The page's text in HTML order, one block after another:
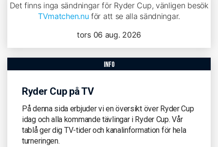
Det finns inga sändningar för Ryder Cup, vänligen besök
TVmatchen.nu för att se alla sändningar.
tors 06 aug. 2026
info
Ryder Cup på TV
På denna sida erbjuder vi en översikt över Ryder Cup
idag och alla kommande tävlingar i Ryder Cup. Vår
tablå ger dig TV-tider och kanalinformation för hela
turneringen.